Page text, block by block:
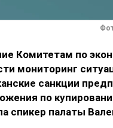
Комитетам по
мониторинг
санкции
по
спикер палаты